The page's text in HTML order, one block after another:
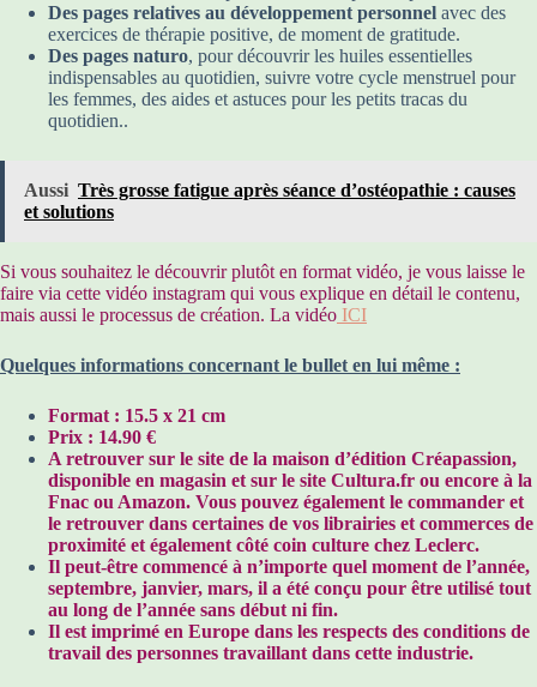
Des pages relatives au développement personnel avec des
exercices de thérapie positive, de moment de gratitude.
Des pages naturo, pour découvrir les huiles essentielles
indispensables au quotidien, suivre votre cycle menstruel pour
les femmes, des aides et astuces pour les petits tracas du
quotidien..
Aussi Très grosse fatigue après séance d’ostéopathie : causes
et solutions
Si vous souhaitez le découvrir plutôt en format vidéo, je vous laisse le
faire via cette vidéo instagram qui vous explique en détail le contenu,
mais aussi le processus de création. La vidéo ICI
Quelques informations concernant le bullet en lui même :
Format : 15.5 x 21 cm
Prix : 14.90 €
A retrouver sur le site de la maison d’édition Créapassion,
disponible en magasin et sur le site Cultura.fr ou encore à la
Fnac ou Amazon. Vous pouvez également le commander et
le retrouver dans certaines de vos librairies et commerces de
proximité et également côté coin culture chez Leclerc.
Il peut-être commencé à n’importe quel moment de l’année,
septembre, janvier, mars, il a été conçu pour être utilisé tout
au long de l’année sans début ni fin.
Il est imprimé en Europe dans les respects des conditions de
travail des personnes travaillant dans cette industrie.